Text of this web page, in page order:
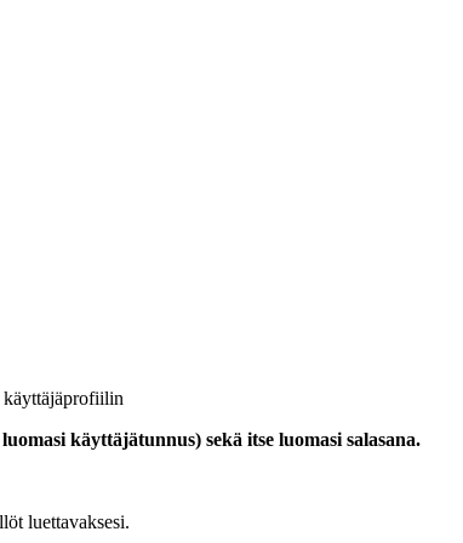
käyttäjäprofiilin
käyttäjätunnus) sekä itse luomasi salasana.
luettavaksesi.